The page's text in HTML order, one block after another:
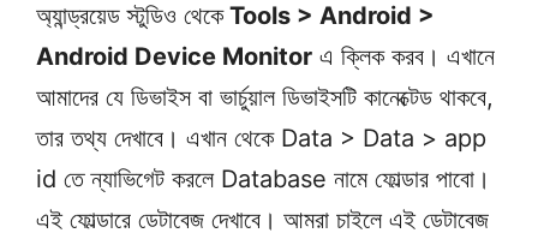
অ্যান্ড্রয়েড স্টুডিও থেকেTools > Android >
Android Device Monitor এ ক্লিক করব। এখানে
আমাদের যে ডিভাইস বা ভার্চুয়াল ডিভাইসটি কানেক্টেড থাকবে,
তার তথ্য দেখাবে। এখান থেকে Data > Data > app
id তে ন্যাভিগেট করলে Database নামে ফোল্ডার পাবো।
এই ফোল্ডারে ডেটাবেজ দেখাবে। আমরা চাইলে এই ডেটাবেজ